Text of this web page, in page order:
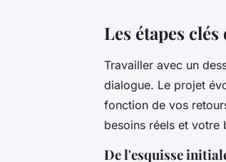
Les étapes
Travailler avec un
dialogue. Le projet
fonction de vos
besoins réels et votre
De l'esquisse